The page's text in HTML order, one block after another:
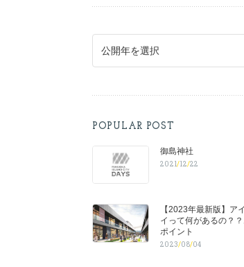
公開年を選択
POPULAR POST
御島神社
2021/12/22
【2023年最新版】ア
イって何があるの？
ポイント
2023/08/04